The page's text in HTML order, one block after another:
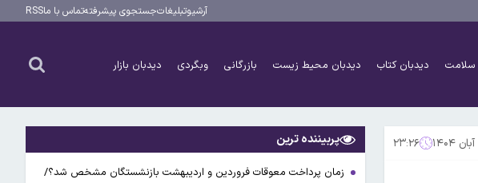
آرشیوتبلیغاتجستجوی پیشرفتهتماس با ماRSS
سلامت دیدبان کتاب دیدبان محیط زیست بازرگانی وبگردی دیدبان بازار
۲۳:۲۶ پربیننده ترین
زمان پرداخت معوقات فروردین و اردیبهشت بازنشستگان مشخص شد؟/